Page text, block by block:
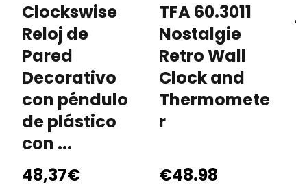
Clockswise
Reloj de
Pared
Decorativo
con péndulo
de plástico
con ...
48,37€
TFA 60.3011
Nostalgie
Retro Wall
Clock and
Thermomete
r
€48.98